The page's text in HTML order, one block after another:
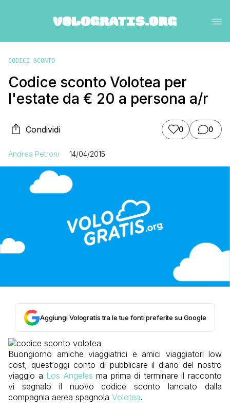
CODICI SCONTO
Codice sconto Volotea per
l'estate da € 20 a persona a/r
Condividi 0 0
Andrea Petroni 14/04/2015
Aggiungi Vologratis tra le tue fonti preferite su Google
Buongiorno amiche viaggiatrici e amici viaggiatori low
cost, quest’oggi conto di pubblicare il diario del nostro
viaggio a Los Angeles ma prima di terminare il racconto
vi segnalo il nuovo codice sconto lanciato dalla
compagnia aerea spagnola Volotea.